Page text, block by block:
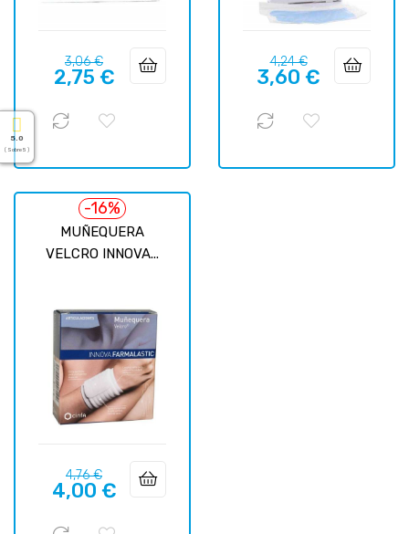
Precio
regular
3,06 €Precio
2,75 €
Precio
regular
4,24 €Precio
3,60 €
MUÑEQUERA
VELCRO INNOVA...
-16%
Precio
regular
4,76 €Precio
4,00 €
5.0
( Sobre 5 )